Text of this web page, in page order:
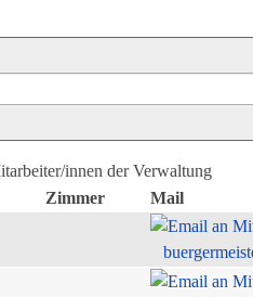
innen der Verwaltung
Zimmer Mail